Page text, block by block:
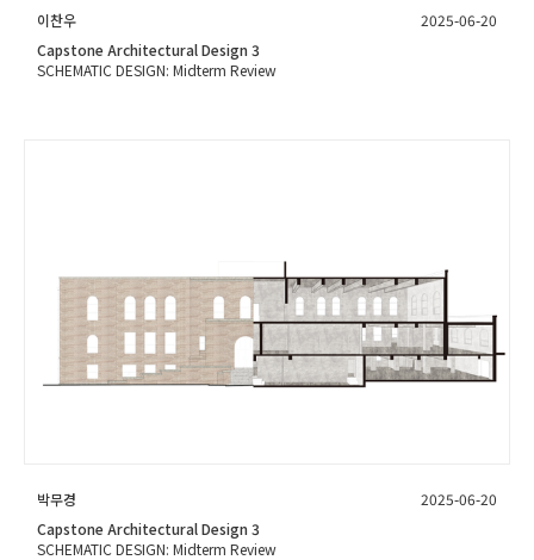
이찬우
2025-06-20
Capstone Architectural Design 3
SCHEMATIC DESIGN: Midterm Review
박무경
2025-06-20
Capstone Architectural Design 3
SCHEMATIC DESIGN: Midterm Review